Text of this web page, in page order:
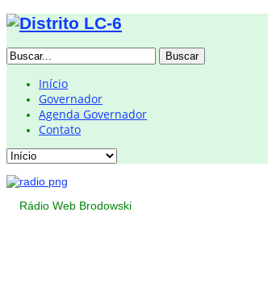
Buscar
Início
Governador
Agenda Governador
Contato
Rádio Web Brodowski